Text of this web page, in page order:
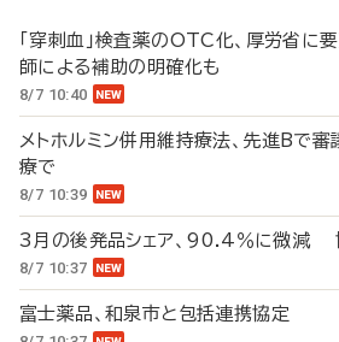
「穿刺血」検査薬のOTC化、厚労省
師による補助の明確化も
8/7 10:40
メトホルミン併用維持療法、先進Bで
療で
8/7 10:39
3月の後発品シェア、90.4％に微減
8/7 10:37
富士薬品、和泉市と包括連携協定